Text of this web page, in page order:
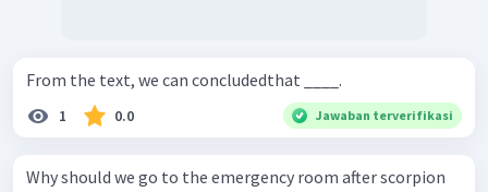
From the text, we can concludedthat ____.
1 0.0 Jawaban terverifikasi
Why should we go to the emergency room after scorpion